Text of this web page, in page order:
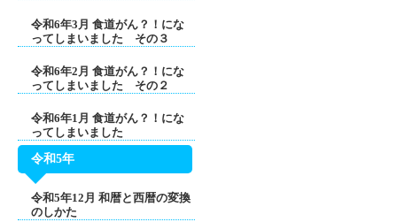
令和6年3月 食道がん？！にな
ってしまいました その３
令和6年2月 食道がん？！にな
ってしまいました その２
令和6年1月 食道がん？！にな
ってしまいました
令和5年
令和5年12月 和暦と西暦の変換
のしかた